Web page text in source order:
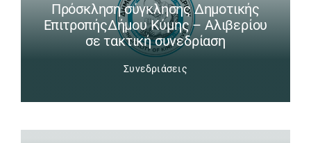
Πρόσκληση σύγκλησης Δημοτικής
ΕπιτροπήςΔήμου Κύμης – Αλιβερίου
σε τακτική συνεδρίαση
Συνεδριάσεις